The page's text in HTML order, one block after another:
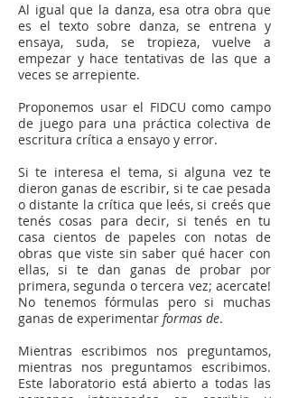
Al igual que la danza, esa otra obra que
es el texto sobre danza, se entrena y
ensaya, suda, se tropieza, vuelve a
empezar y hace tentativas de las que a
veces se arrepiente.
Proponemos usar el FIDCU como campo
de juego para una práctica colectiva de
escritura crítica a ensayo y error.
Si te interesa el tema, si alguna vez te
dieron ganas de escribir, si te cae pesada
o distante la crítica que leés, si creés que
tenés cosas para decir, si tenés en tu
casa cientos de papeles con notas de
obras que viste sin saber qué hacer con
ellas, si te dan ganas de probar por
primera, segunda o tercera vez; acercate!
No tenemos fórmulas pero si muchas
ganas de experimentar formas de.
Mientras escribimos nos preguntamos,
mientras nos preguntamos escribimos.
Este laboratorio está abierto a todas las